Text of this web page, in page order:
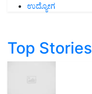
ಉದ್ಯೋಗ
Top Stories